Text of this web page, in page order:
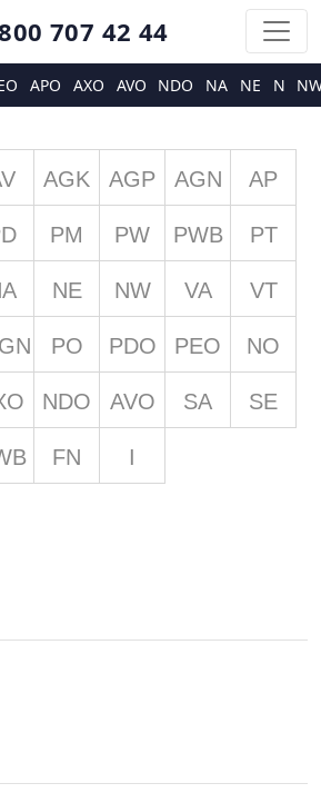
707 42 44
APO AXO AVO NDO NA NE N
AGK AGP AGN AP
PM PW PWB PT
NE NW VA VT
PO PDO PEO NO
NDO AVO SA SE
FN I